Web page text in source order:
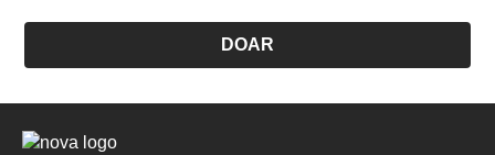
DOAR
Logo